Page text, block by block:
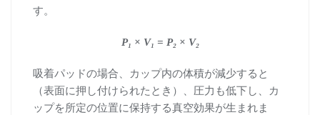
す。
P₁ × V₁ = P₂ × V₂
吸着パッドの場合、カップ内の体積が減少すると
（表面に押し付けられたとき）、圧力も低下し、カ
ップを所定の位置に保持する真空効果が生まれま